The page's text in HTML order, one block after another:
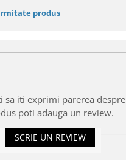
produs
sa iti exprimi parerea
poti adauga un review.
SCRIE UN REVIEW